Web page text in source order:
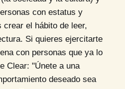
con estatus y
crear el hábito de leer,
Si quieres ejercitarte
con personas que ya lo
Clear: "Únete a una
deseado sea